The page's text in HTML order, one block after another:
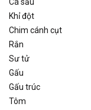
Cá sấu
Khỉ đột
Chim cánh cụt
Rắn
Sư tử
Gấu
Gấu trúc
Tôm